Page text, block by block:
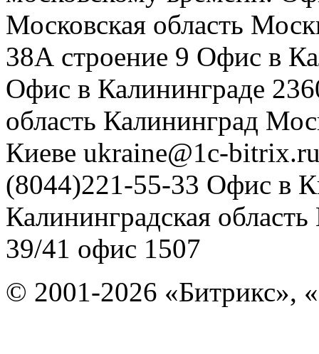
Московская область
38А строение 9 Офис в
Офис в Калининграде
область Калининград
Киеве ukraine@1c-
(8044)221-55-33 Офис в
Калининградская область
39/41 офис 1507
© 2001-2026 «Битрикс»,